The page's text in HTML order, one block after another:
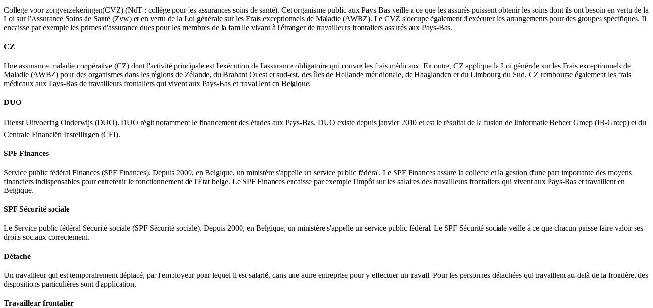
College voor zorgverzekeringen(CVZ) (NdT : collège pour les assurances soins de santé). Cet organisme public aux Pays-Bas veille à ce que les assurés puissent obtenir les soins dont ils ont besoin en vertu de la
Loi sur l'Assurance Soins de Santé (Zvw) et en vertu de la Loi générale sur les Frais exceptionnels de Maladie (AWBZ). Le CVZ s'occupe également d'exécuter les arrangements pour des groupes spécifiques. Il
encaisse par exemple les primes d'assurance dues pour les membres de la famille vivant à l'étranger de travailleurs frontaliers assurés aux Pays-Bas.
CZ
Une assurance-maladie coopérative (CZ) dont l'activité principale est l'exécution de l'assurance obligatoire qui couvre les frais médicaux. En outre, CZ applique la Loi générale sur les Frais exceptionnels de
Maladie (AWBZ) pour des organismes dans les régions de Zélande, du Brabant Ouest et sud-est, des îles de Hollande méridionale, de Haaglanden et du Limbourg du Sud. CZ rembourse également les frais
médicaux aux Pays-Bas de travailleurs frontaliers qui vivent aux Pays-Bas et travaillent en Belgique.
DUO
Dienst Uitvoering Onderwijs (DUO). DUO régit notamment le financement des études aux Pays-Bas. DUO existe depuis janvier 2010 et est le résultat de la fusion de lInformatie Beheer Groep (IB-Groep) et du
Centrale Financiën Instellingen (CFI).
SPF Finances
Service public fédéral Finances (SPF Finances). Depuis 2000, en Belgique, un ministère s'appelle un service public fédéral. Le SPF Finances assure la collecte et la gestion d'une part importante des moyens
financiers indispensables pour entretenir le fonctionnement de l'État belge. Le SPF Finances encaisse par exemple l'impôt sur les salaires des travailleurs frontaliers qui vivent aux Pays-Bas et travaillent en
Belgique.
SPF Sécurité sociale
Le Service public fédéral Sécurité sociale (SPF Sécurité sociale). Depuis 2000, en Belgique, un ministère s'appelle un service public fédéral. Le SPF Sécurité sociale veille à ce que chacun puisse faire valoir ses
droits sociaux correctement.
Détaché
Un travailleur qui est temporairement déplacé, par l'employeur pour lequel il est salarié, dans une autre entreprise pour y effectuer un travail. Pour les personnes détachées qui travaillent au-delà de la frontière, des
dispositions particulières sont d'application.
Travailleur frontalier